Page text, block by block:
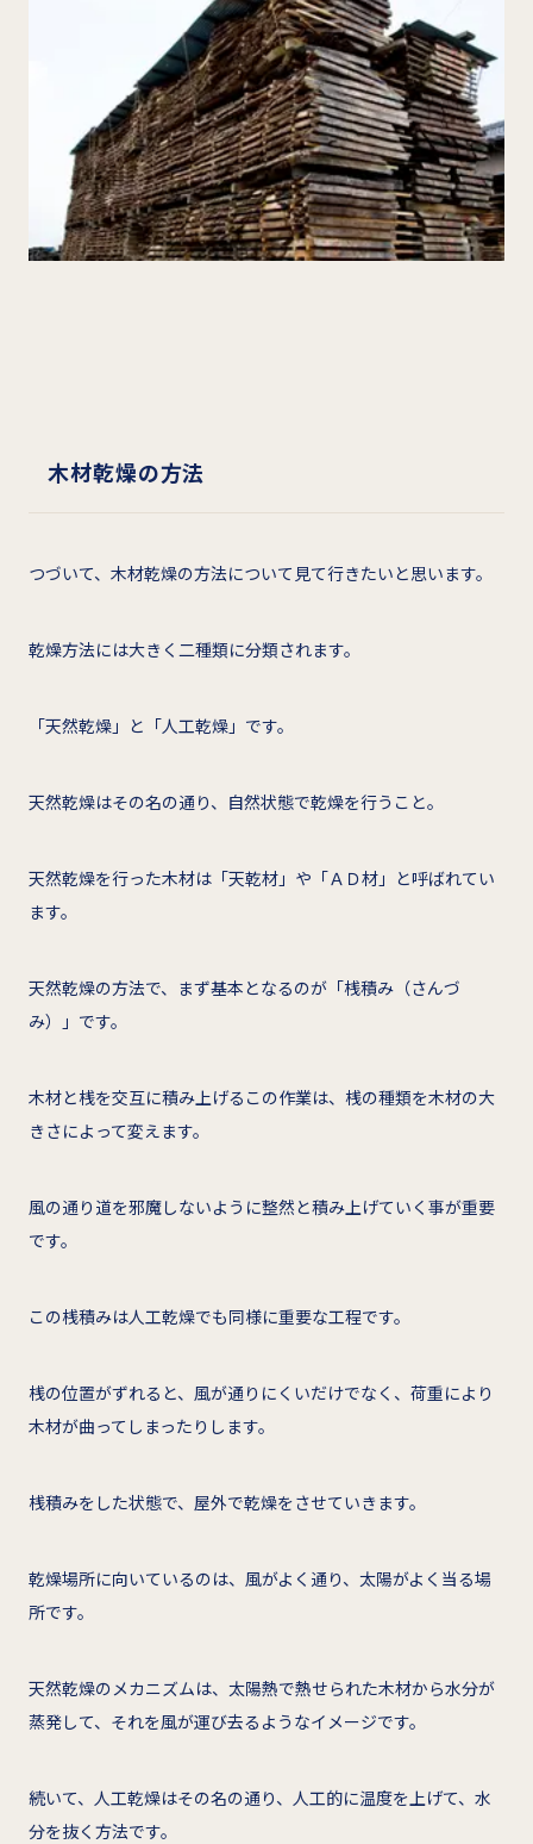
木材乾燥の方法
つづいて、木材乾燥の方法について見て行きたいと思います。
乾燥方法には大きく二種類に分類されます。
「天然乾燥」と「人工乾燥」です。
天然乾燥はその名の通り、自然状態で乾燥を行うこと。
天然乾燥を行った木材は「天乾材」や「ＡＤ材」と呼ばれてい
ます。
天然乾燥の方法で、まず基本となるのが「桟積み（さんづ
み）」です。
木材と桟を交互に積み上げるこの作業は、桟の種類を木材の大
きさによって変えます。
風の通り道を邪魔しないように整然と積み上げていく事が重要
です。
この桟積みは人工乾燥でも同様に重要な工程です。
桟の位置がずれると、風が通りにくいだけでなく、荷重により
木材が曲ってしまったりします。
桟積みをした状態で、屋外で乾燥をさせていきます。
乾燥場所に向いているのは、風がよく通り、太陽がよく当る場
所です。
天然乾燥のメカニズムは、太陽熱で熱せられた木材から水分が
蒸発して、それを風が運び去るようなイメージです。
続いて、人工乾燥はその名の通り、人工的に温度を上げて、水
分を抜く方法です。